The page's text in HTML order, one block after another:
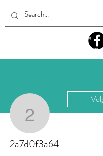
email:
info@pakjekunst.com
2a7d0f3a64